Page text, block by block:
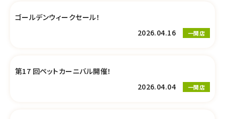
ゴールデンウィークセール！
2026.04.16
一関店
第17 回ペットカーニバル開催！
2026.04.04
一関店